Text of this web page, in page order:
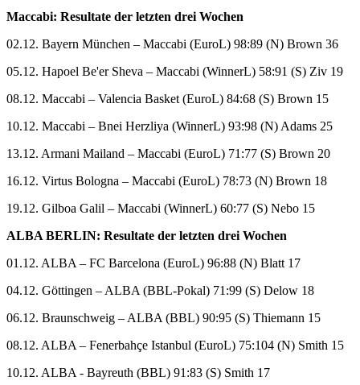
Maccabi: Resultate der letzten drei Wochen
02.12. Bayern München – Maccabi (EuroL) 98:89 (N) Brown 36
05.12. Hapoel Be'er Sheva – Maccabi (WinnerL) 58:91 (S) Ziv 19
08.12. Maccabi – Valencia Basket (EuroL) 84:68 (S) Brown 15
10.12. Maccabi – Bnei Herzliya (WinnerL) 93:98 (N) Adams 25
13.12. Armani Mailand – Maccabi (EuroL) 71:77 (S) Brown 20
16.12. Virtus Bologna – Maccabi (EuroL) 78:73 (N) Brown 18
19.12. Gilboa Galil – Maccabi (WinnerL) 60:77 (S) Nebo 15
ALBA BERLIN: Resultate der letzten drei Wochen
01.12. ALBA – FC Barcelona (EuroL) 96:88 (N) Blatt 17
04.12. Göttingen – ALBA (BBL-Pokal) 71:99 (S) Delow 18
06.12. Braunschweig – ALBA (BBL) 90:95 (S) Thiemann 15
08.12. ALBA – Fenerbahçe Istanbul (EuroL) 75:104 (N) Smith 15
10.12. ALBA - Bayreuth (BBL) 91:83 (S) Smith 17